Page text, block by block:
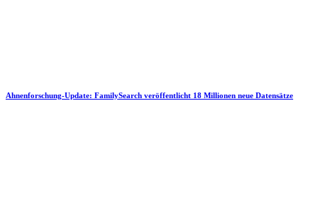
Ahnenforschung-Update: FamilySearch veröffentlicht 18 Millionen neue Datensätze